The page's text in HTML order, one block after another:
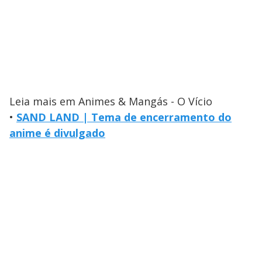
Leia mais em Animes & Mangás - O Vício
• SAND LAND | Tema de encerramento do
anime é divulgado